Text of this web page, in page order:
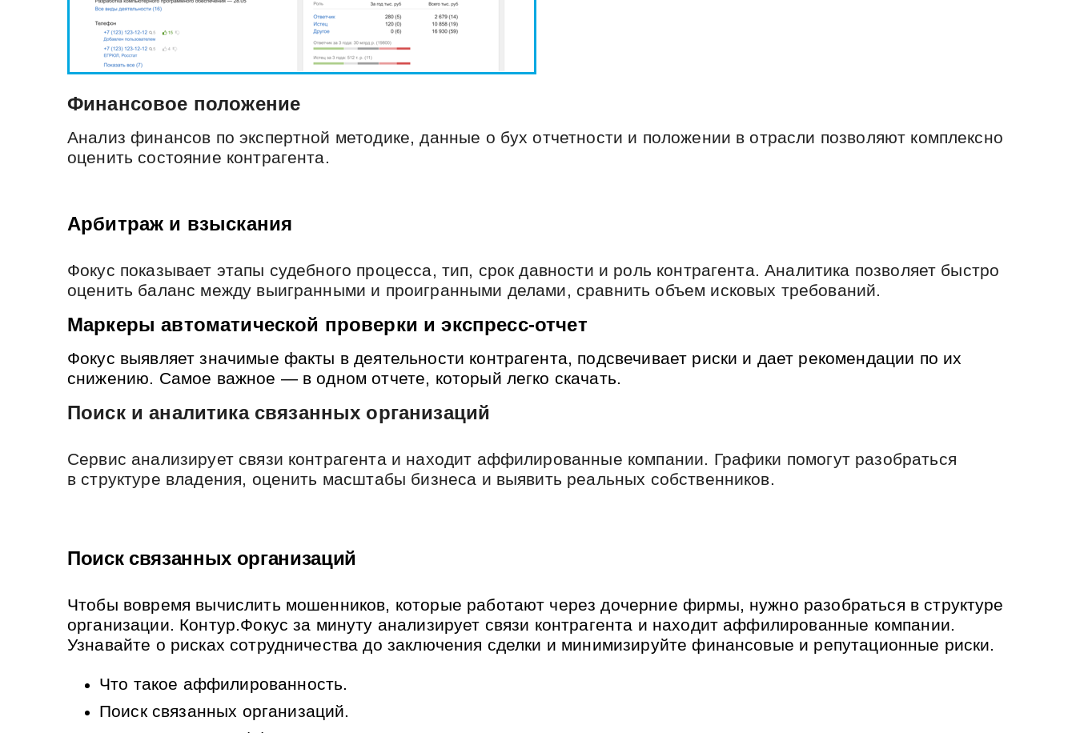
Финансовое положение
Анализ финансов по экспертной методике, данные о бух отчетности и положении в отрасли позволяют комплексно
оценить состояние контрагента.
Арбитраж и взыскания
Фокус показывает этапы судебного процесса, тип, срок давности и роль контрагента. Аналитика позволяет быстро
оценить баланс между выигранными и проигранными делами, сравнить объем исковых требований.
Маркеры автоматической проверки и экспресс-отчет
Фокус выявляет значимые факты в деятельности контрагента, подсвечивает риски и дает рекомендации по их
снижению. Самое важное — в одном отчете, который легко скачать.
Поиск и аналитика связанных организаций
Сервис анализирует связи контрагента и находит аффилированные компании. Графики помогут разобраться
в структуре владения, оценить масштабы бизнеса и выявить реальных собственников.
Поиск связанных организаций
Чтобы вовремя вычислить мошенников, которые работают через дочерние фирмы, нужно разобраться в структуре
организации. Контур.Фокус за минуту анализирует связи контрагента и находит аффилированные компании.
Узнавайте о рисках сотрудничества до заключения сделки и минимизируйте финансовые и репутационные риски.
Что такое аффилированность.
Поиск связанных организаций.